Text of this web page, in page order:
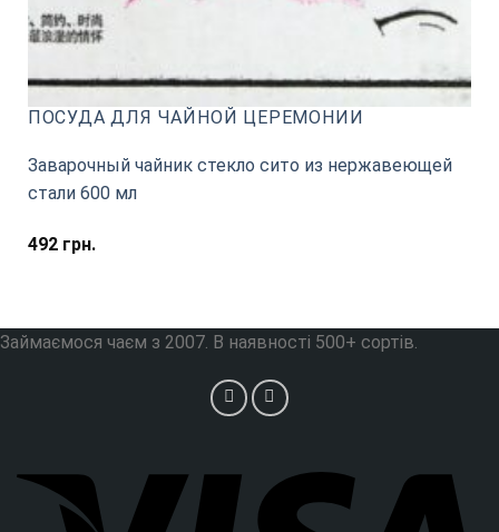
ПОСУДА ДЛЯ ЧАЙНОЙ ЦЕРЕМОНИИ
Заварочный чайник стекло сито из нержавеющей
стали 600 мл
492грн.
Займаємося чаєм з 2007. В наявності 500+ сортів.